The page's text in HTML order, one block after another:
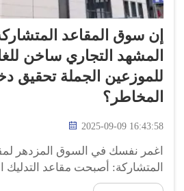
إن سوق المقاعد
المشهد التجاري ساخن
للموزعين الجملة تحقيق
المخاطر؟
2025-09-09 16:43:58
اغمر نفسك في السوق المزدهر
المتشاركة: أصبحت مقاعد التدليك
لدرجة أن الناس يمكنهم العثور